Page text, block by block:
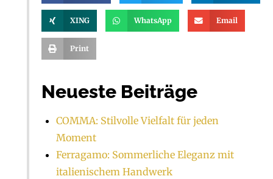
XING WhatsApp Email
Print
Neueste Beiträge
COMMA: Stilvolle Vielfalt für jeden
Moment
Ferragamo: Sommerliche Eleganz mit
italienischem Handwerk